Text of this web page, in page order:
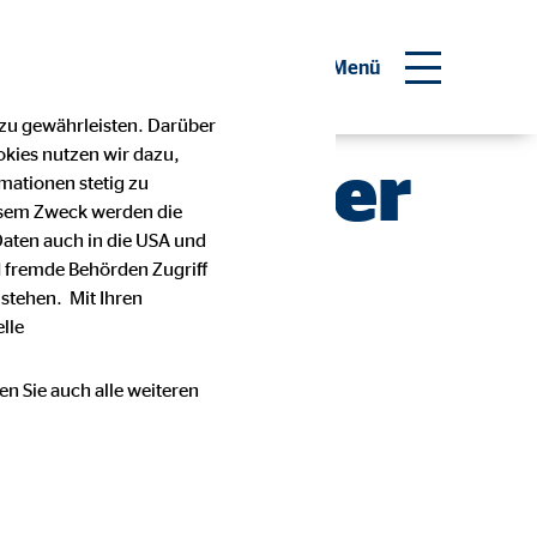
Menü
gewährleisten. Darüber
nutzen wir dazu,
stetig zu
Zweck werden die
auch in die USA und
fremde Behörden Zugriff
Mit Ihren
Sie auch alle weiteren